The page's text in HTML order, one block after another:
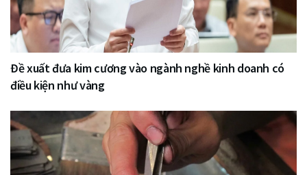
Đề xuất đưa kim cương vào ngành nghề kinh doanh có
điều kiện như vàng